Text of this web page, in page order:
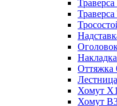
Хомут Х1
Хомут